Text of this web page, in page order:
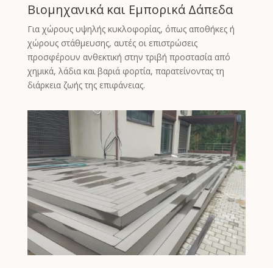
Βιομηχανικά και Εμπορικά Δάπεδα
Για χώρους υψηλής κυκλοφορίας, όπως αποθήκες ή
χώρους στάθμευσης, αυτές οι επιστρώσεις
προσφέρουν ανθεκτική στην τριβή προστασία από
χημικά, λάδια και βαριά φορτία, παρατείνοντας τη
διάρκεια ζωής της επιφάνειας.
Igbo
Moroccan Arabic
English (UK)
English (New Zealand)
Portuguese (Portugal)
Spanish (Mexico)
Spanish (Colombia)
Spanish (Chile)
Spanish (Ecuador)
Kyrgyz